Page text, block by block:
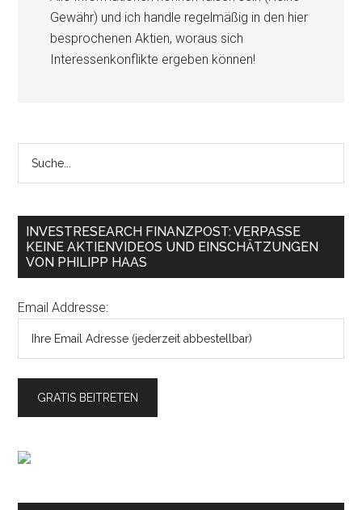
Gewähr) und ich handle regelmäßig in den hier
besprochenen Aktien, woraus sich
Interessenkonflikte ergeben können!
INVESTRESEARCH FINANZPOST: VERPASSE
KEINE AKTIENVIDEOS UND EINSCHÄTZUNGEN
VON PHILIPP HAAS
Email Addresse: